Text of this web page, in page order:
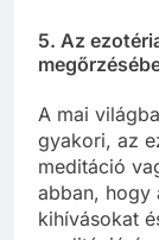
5. Az
A mai
gyakori, az
meditáció
abban, hogy
kihívásokat